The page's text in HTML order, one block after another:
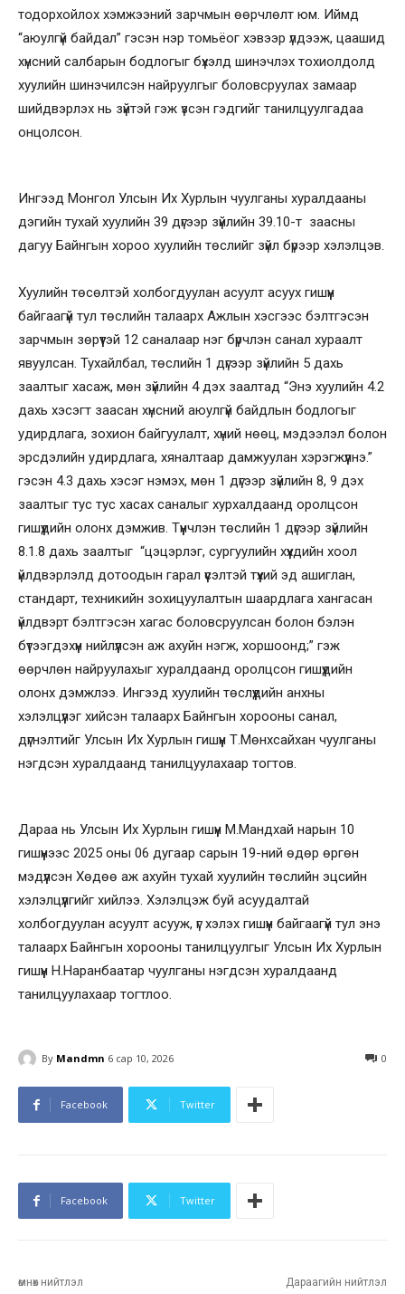
тодорхойлох хэмжээний зарчмын өөрчлөлт юм. Иймд
“аюулгүй байдал” гэсэн нэр томьёог хэвээр үлдээж, цаашид
хүнсний салбарын бодлогыг бүхэлд шинэчлэх тохиолдолд
хуулийн шинэчилсэн найруулгыг боловсруулах замаар
шийдвэрлэх нь зүйтэй гэж үзсэн гэдгийг танилцуулгадаа
онцолсон.
Ингээд Монгол Улсын Их Хурлын чуулганы хуралдааны
дэгийн тухай хуулийн 39 дүгээр зүйлийн 39.10-т заасны
дагуу Байнгын хороо хуулийн төслийг зүйл бүрээр хэлэлцэв.
Хуулийн төсөлтэй холбогдуулан асуулт асуух гишүүн
байгаагүй тул төслийн талаарх Ажлын хэсгээс бэлтгэсэн
зарчмын зөрүүтэй 12 саналаар нэг бүрчлэн санал хураалт
явуулсан. Тухайлбал, төслийн 1 дүгээр зүйлийн 5 дахь
заалтыг хасаж, мөн зүйлийн 4 дэх заалтад “Энэ хуулийн 4.2
дахь хэсэгт заасан хүнсний аюулгүй байдлын бодлогыг
удирдлага, зохион байгуулалт, хүний нөөц, мэдээлэл болон
эрсдэлийн удирдлага, хяналтаар дамжуулан хэрэгжүүлнэ.”
гэсэн 4.3 дахь хэсэг нэмэх, мөн 1 дүгээр зүйлийн 8, 9 дэх
заалтыг тус тус хасах саналыг хурхалдаанд оролцсон
гишүүдийн олонх дэмжив. Түүнчлэн төслийн 1 дүгээр зүйлийн
8.1.8 дахь заалтыг “цэцэрлэг, сургуулийн хүүхдийн хоол
үйлдвэрлэлд дотоодын гарал үүсэлтэй түүхий эд ашиглан,
стандарт, техникийн зохицуулалтын шаардлага хангасан
үйлдвэрт бэлтгэсэн хагас боловсруулсан болон бэлэн
бүтээгдэхүүн нийлүүлсэн аж ахуйн нэгж, хоршоонд;” гэж
өөрчлөн найруулахыг хуралдаанд оролцсон гишүүдийн
олонх дэмжлээ. Ингээд хуулийн төслүүдийн анхны
хэлэлцүүлэг хийсэн талаарх Байнгын хорооны санал,
дүгнэлтийг Улсын Их Хурлын гишүүн Т.Мөнхсайхан чуулганы
нэгдсэн хуралдаанд танилцуулахаар тогтов.
Дараа нь Улсын Их Хурлын гишүүн М.Мандхай нарын 10
гишүүнээс 2025 оны 06 дугаар сарын 19-ний өдөр өргөн
мэдүүлсэн Хөдөө аж ахуйн тухай хуулийн төслийн эцсийн
хэлэлцүүлгийг хийлээ. Хэлэлцэж буй асуудалтай
холбогдуулан асуулт асууж, үг хэлэх гишүүн байгаагүй тул энэ
талаарх Байнгын хорооны танилцуулгыг Улсын Их Хурлын
гишүүн Н.Наранбаатар чуулганы нэгдсэн хуралдаанд
танилцуулахаар тогтлоо.
By Mandmn 6 сар 10, 2026 0
Facebook Twitter
Facebook Twitter
өмнөх нийтлэл Дараагийн нийтлэл